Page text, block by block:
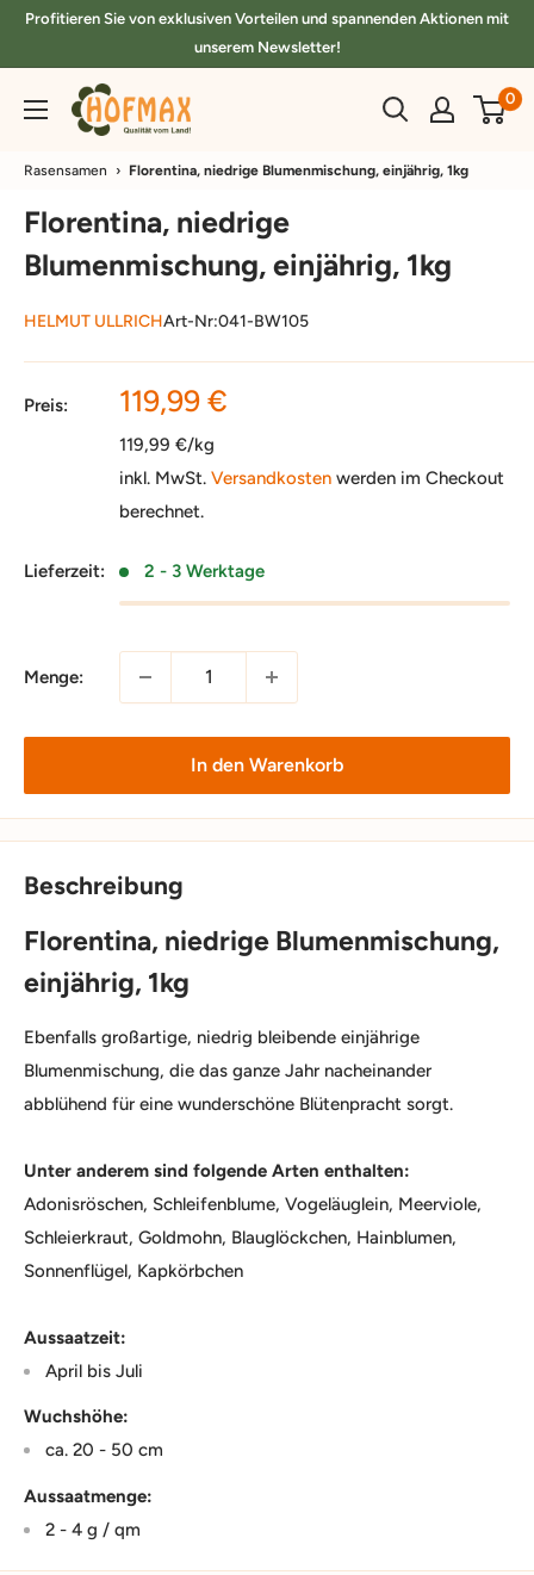
DirektProfitieren Sie von exklusiven Vorteilen und spannenden Aktionen mit
unserem Newsletter!
hofmax.de 0
Rasensamen › Florentina, niedrige Blumenmischung, einjährig, 1kg
Florentina, niedrige
Blumenmischung, einjährig, 1kg
HELMUT ULLRICHArt-Nr:041-BW105
Preis: Sonderpreis
119,99 €
119,99 €/kg
inkl. MwSt. Versandkosten werden im Checkout
berechnet.
Lieferzeit: 2 - 3 Werktage
Menge:
In den Warenkorb
Beschreibung
Florentina, niedrige Blumenmischung,
einjährig, 1kg
Ebenfalls großartige, niedrig bleibende einjährige
Blumenmischung, die das ganze Jahr nacheinander
abblühend für eine wunderschöne Blütenpracht sorgt.
Unter anderem sind folgende Arten enthalten:
Adonisröschen, Schleifenblume, Vogeläuglein, Meerviole,
Schleierkraut, Goldmohn, Blauglöckchen, Hainblumen,
Sonnenflügel, Kapkörbchen
Aussaatzeit:
April bis Juli
Wuchshöhe:
ca. 20 - 50 cm
Aussaatmenge:
2 - 4 g / qm